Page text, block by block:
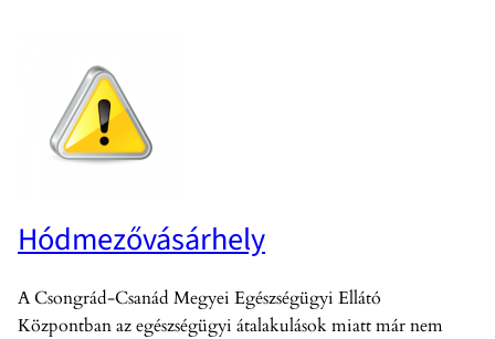
Hódmezővásárhely
A Csongrád-Csanád Megyei Egészségügyi Ellátó
Központban az egészségügyi átalakulások miatt már nem